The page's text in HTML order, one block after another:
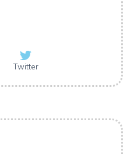
Twitter